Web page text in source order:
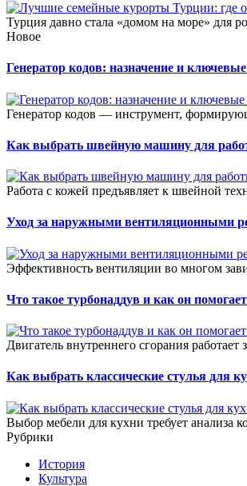
Турция давно стала «домом на море» для
Новое
Генератор кодов: назначение и
Генератор кодов — инструмент,
Как выбрать швейную машину для
Работа с кожей предъявляет к швейной
Уход за наружными вентиляционными
Эффективность вентиляции во многом
Что такое турбонаддув и как он
Двигатель внутреннего сгорания работает
Как выбрать классические стулья для
Выбор мебели для кухни требует анализа
Рубрики
История
Культура